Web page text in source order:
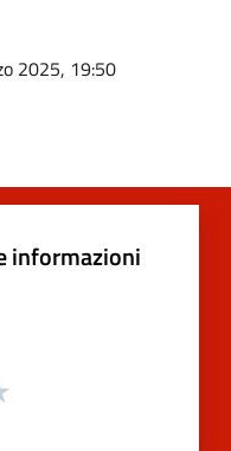
2025, 19:50
informazioni